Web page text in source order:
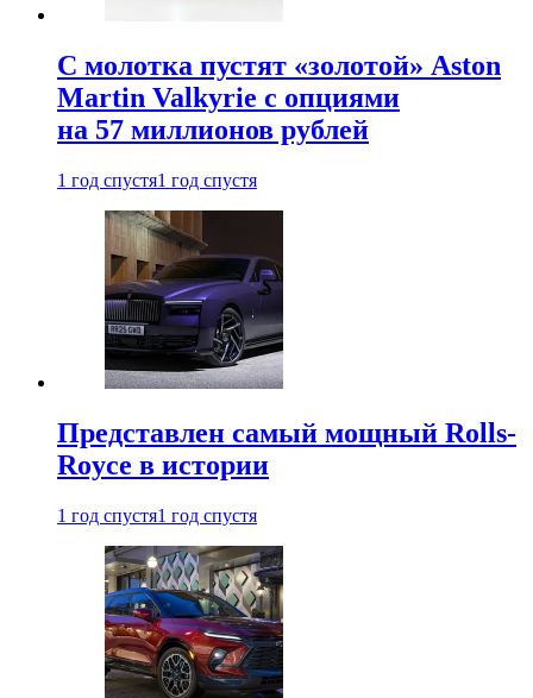
С молотка пустят «золотой» Aston
Martin Valkyrie с опциями
на 57 миллионов рублей
1 год спустя1 год спустя
Представлен самый мощный Rolls-
Royce в истории
1 год спустя1 год спустя